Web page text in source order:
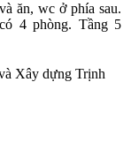
ăn, wc ở phía sau.
4 phòng. Tầng 5
Xây dựng Trịnh